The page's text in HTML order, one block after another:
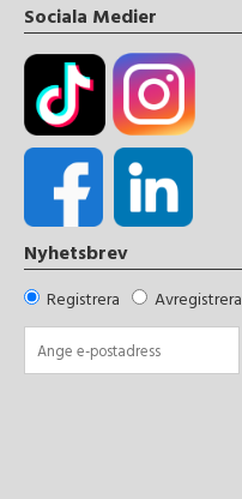
Sociala Medier
Nyhetsbrev
Registrera
Avregistrera